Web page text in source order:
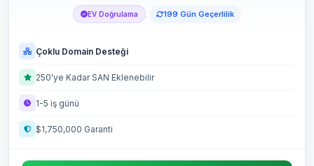
EV Doğrulama 199 Gün Geçerlilik
Çoklu Domain Desteği
250'ye Kadar SAN Eklenebilir
1-5 iş günü
$1,750,000 Garanti